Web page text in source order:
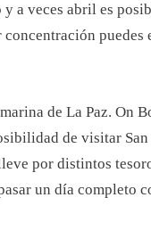
a veces abril es
de La Paz. On
de visitar
por distintos
un día completo